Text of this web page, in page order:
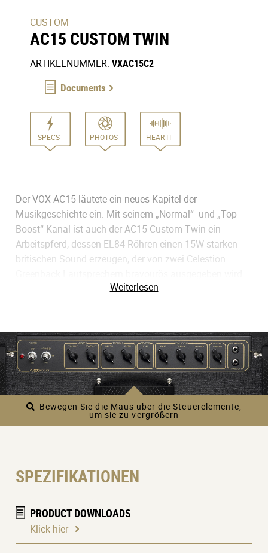
CUSTOM
AC15 CUSTOM TWIN
ARTIKELNUMMER: VXAC15C2
Documents
SPECS PHOTOS HEAR IT
Der VOX AC15 läutete ein neues Kapitel der
Musikgeschichte ein. Mit seinem „Normal“- und „Top
Boost“-Kanal ist auch der AC15 Custom Twin ein
Arbeitspferd, dessen EL84 Röhren einen 15W starken
britischen Sound erzeugen, der von zwei Celestion
Im Sinne einer maximalen Klangvielfalt enthält der
VOX AC15 Custom erschien 1958 (vor knapp 60 Jahren)
und setzte mit seinem Sound einen Meilenstein. Die
Neuauflage bleibt diesem VOX-Sound treu, bietet aber
gleichzeitig alle Vorzüge aktueller
Verstärkerschaltungen.
Weiterlesen
Bewegen Sie die Maus über die Steuerelemente,
um sie zu vergrößern
SPEZIFIKATIONEN
PRODUCT DOWNLOADS
Klick hier